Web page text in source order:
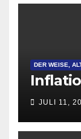
DER WEISE,
JULI 11,